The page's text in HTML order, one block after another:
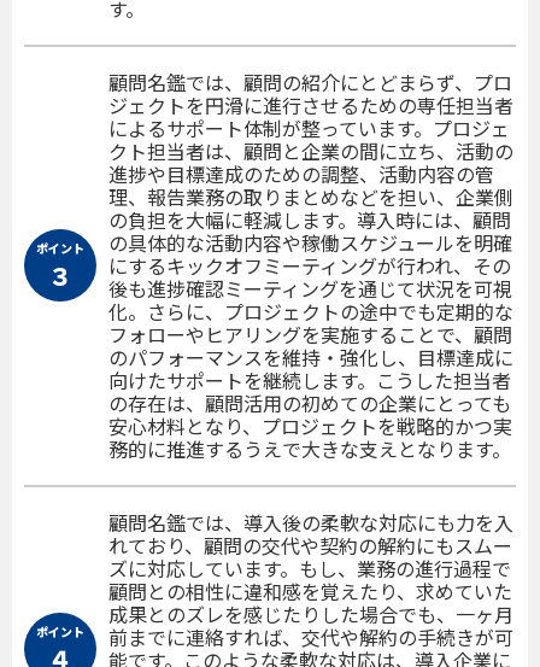
す。
ポイント
３
顧問名鑑では、顧問の紹介にとどまらず、プロ
ジェクトを円滑に進行させるための専任担当者
によるサポート体制が整っています。プロジェ
クト担当者は、顧問と企業の間に立ち、活動の
進捗や目標達成のための調整、活動内容の管
理、報告業務の取りまとめなどを担い、企業側
の負担を大幅に軽減します。導入時には、顧問
の具体的な活動内容や稼働スケジュールを明確
にするキックオフミーティングが行われ、その
後も進捗確認ミーティングを通じて状況を可視
化。さらに、プロジェクトの途中でも定期的な
フォローやヒアリングを実施することで、顧問
のパフォーマンスを維持・強化し、目標達成に
向けたサポートを継続します。こうした担当者
の存在は、顧問活用の初めての企業にとっても
安心材料となり、プロジェクトを戦略的かつ実
務的に推進するうえで大きな支えとなります。
ポイント
４
顧問名鑑では、導入後の柔軟な対応にも力を入
れており、顧問の交代や契約の解約にもスムー
ズに対応しています。もし、業務の進行過程で
顧問との相性に違和感を覚えたり、求めていた
成果とのズレを感じたりした場合でも、一ヶ月
前までに連絡すれば、交代や解約の手続きが可
能です。このような柔軟な対応は、導入企業に